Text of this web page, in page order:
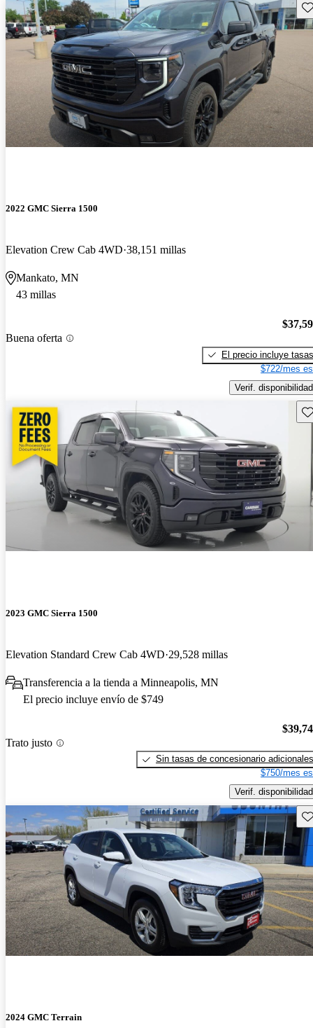
2022 GMC Sierra 1500
Elevation Crew Cab 4WD 38,151 millas
Mankato, MN
43 millas
Buena oferta
El precio incluye tasas
$722/mes
Verif. disponibilidad
2023 GMC Sierra 1500
Elevation Standard Crew Cab 4WD 29,528 millas
Transferencia a la tienda a Minneapolis, MN
El precio incluye envío de $749
Trato justo
Sin tasas de concesionario adicionales
$750/mes
Verif. disponibilidad
2024 GMC Terrain